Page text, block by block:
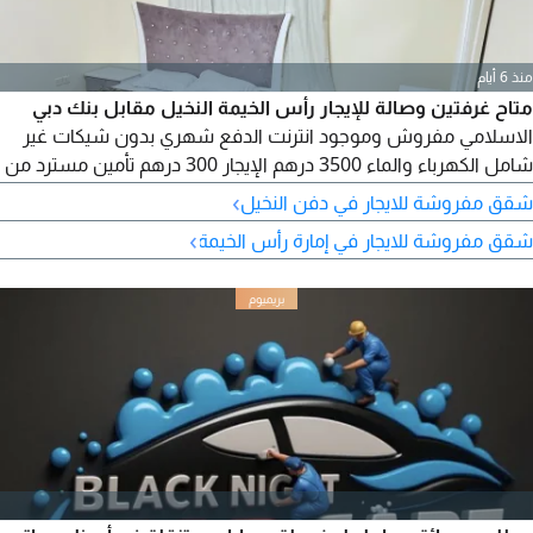
منذ 6 أيام
متاح غرفتين وصالة للإيجار رأس الخيمة النخيل مقابل بنك دبي
الاسلامي مفروش وموجود انترنت الدفع شهري بدون شيكات غير
شامل الكهرباء والماء 3500 درهم الإيجار 300 درهم تأمين مسترد من
غير عمولة
شقق مفروشة للايجار في دفن النخيل›
شقق مفروشة للايجار في إمارة رأس الخيمة›